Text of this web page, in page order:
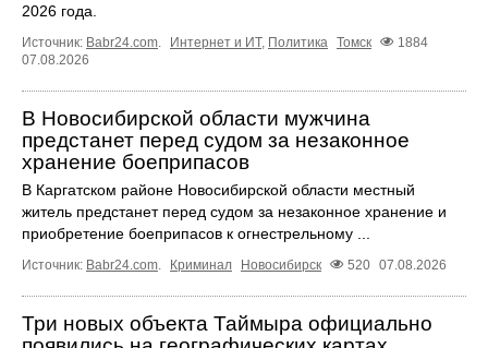
2026 года.
Источник: Babr24.com. Интернет и ИТ, Политика Томск
1884
07.08.2026
В Новосибирской области мужчина
предстанет перед судом за незаконное
хранение боеприпасов
В Каргатском районе Новосибирской области местный
житель предстанет перед судом за незаконное хранение и
приобретение боеприпасов к огнестрельному ...
Источник: Babr24.com. Криминал Новосибирск 520 07.08.2026
Три новых объекта Таймыра официально